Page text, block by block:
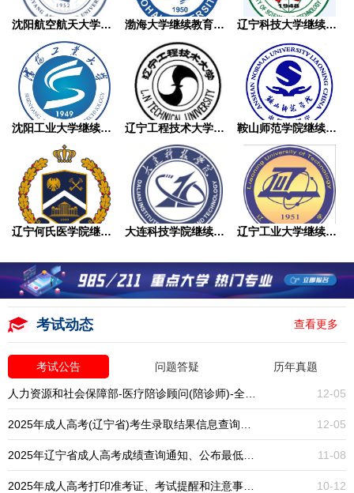
沈阳航空航天大学继续教育学院成人高考 渤海大学继续教育学院成人高考 辽宁科技大学继续教育学院成人高考
沈阳工业大学继续教育学院成人高考 辽宁工程技术大学继续教育学院成人高考 鞍山师范学院继续教育学院成人高考
辽宁何氏医学院继续教育学院成人高考 大连科技学院继续教育学院成人高考 辽宁工业大学继续教育学院成人高考
考试动态 查看更多
考试公告 问题答疑 历年真题
12-05
12-05
11-08
10-12